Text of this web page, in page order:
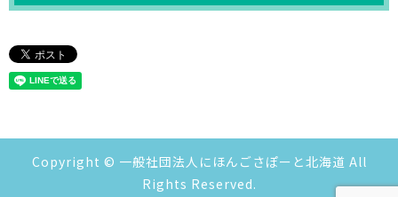
Copyright © 一般社団法人にほんごさぽーと北海道 All
Rights Reserved.